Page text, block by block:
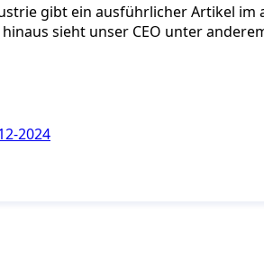
gibt ein ausführlicher Artikel
sieht unser CEO unter